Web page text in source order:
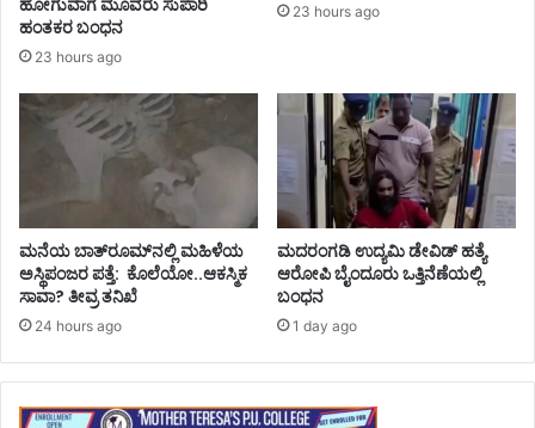
ಹಂತಕರ ಬಂಧನ
23 hours ago
23 hours ago
ಮನೆಯ ಬಾತ್‌ರೂಮ್‌ನಲ್ಲಿ ಮಹಿಳೆಯ
ಅಸ್ಥಿಪಂಜರ ಪತ್ತೆ: ಕೊಲೆಯೋ..ಆಕಸ್ಮಿಕ
ಸಾವಾ? ತೀವ್ರ ತನಿಖೆ
24 hours ago
ಮದರಂಗಡಿ ಉದ್ಯಮಿ ಡೇವಿಡ್ ಹತ್ಯೆ
ಆರೋಪಿ ಬೈಂದೂರು ಒತ್ತಿನೆಣೆಯಲ್ಲಿ
ಬಂಧನ
1 day ago